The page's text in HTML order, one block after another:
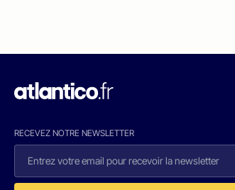
RECEVEZ NOTRE NEWSLETTER